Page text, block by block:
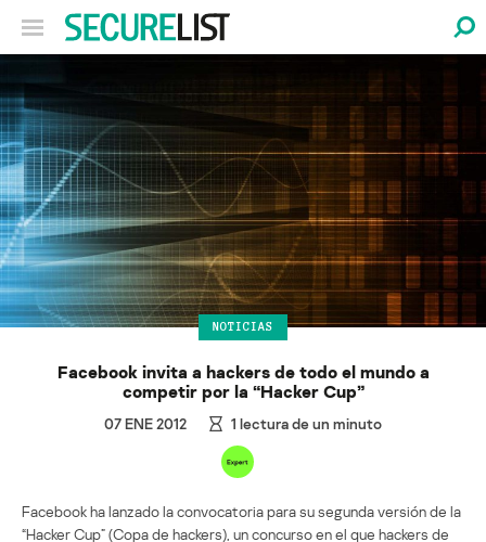
NOTICIAS
Facebook invita a hackers de todo el mundo a
competir por la “Hacker Cup”
07 ENE 2012 1 lectura de un minuto
Facebook ha lanzado la convocatoria para su segunda versión de la
“Hacker Cup” (Copa de hackers), un concurso en el que hackers de